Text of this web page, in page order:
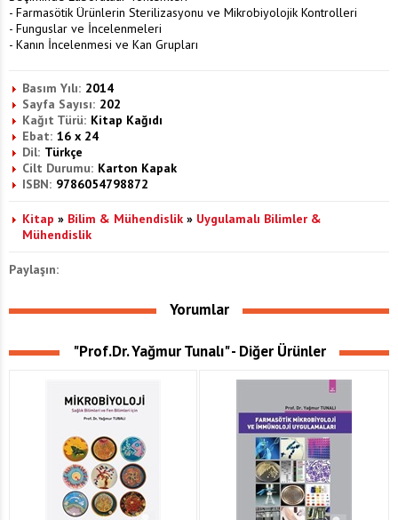
- Farmasötik Ürünlerin Sterilizasyonu ve Mikrobiyolojik Kontrolleri
- Funguslar ve İncelenmeleri
- Kanın İncelenmesi ve Kan Grupları
Basım Yılı: 2014
Sayfa Sayısı: 202
Kağıt Türü: Kitap Kağıdı
Ebat: 16 x 24
Dil: Türkçe
Cilt Durumu: Karton Kapak
ISBN: 9786054798872
Kitap » Bilim & Mühendislik » Uygulamalı Bilimler &
Mühendislik
Paylaşın:
Yorumlar
"Prof.Dr. Yağmur Tunalı" - Diğer Ürünler